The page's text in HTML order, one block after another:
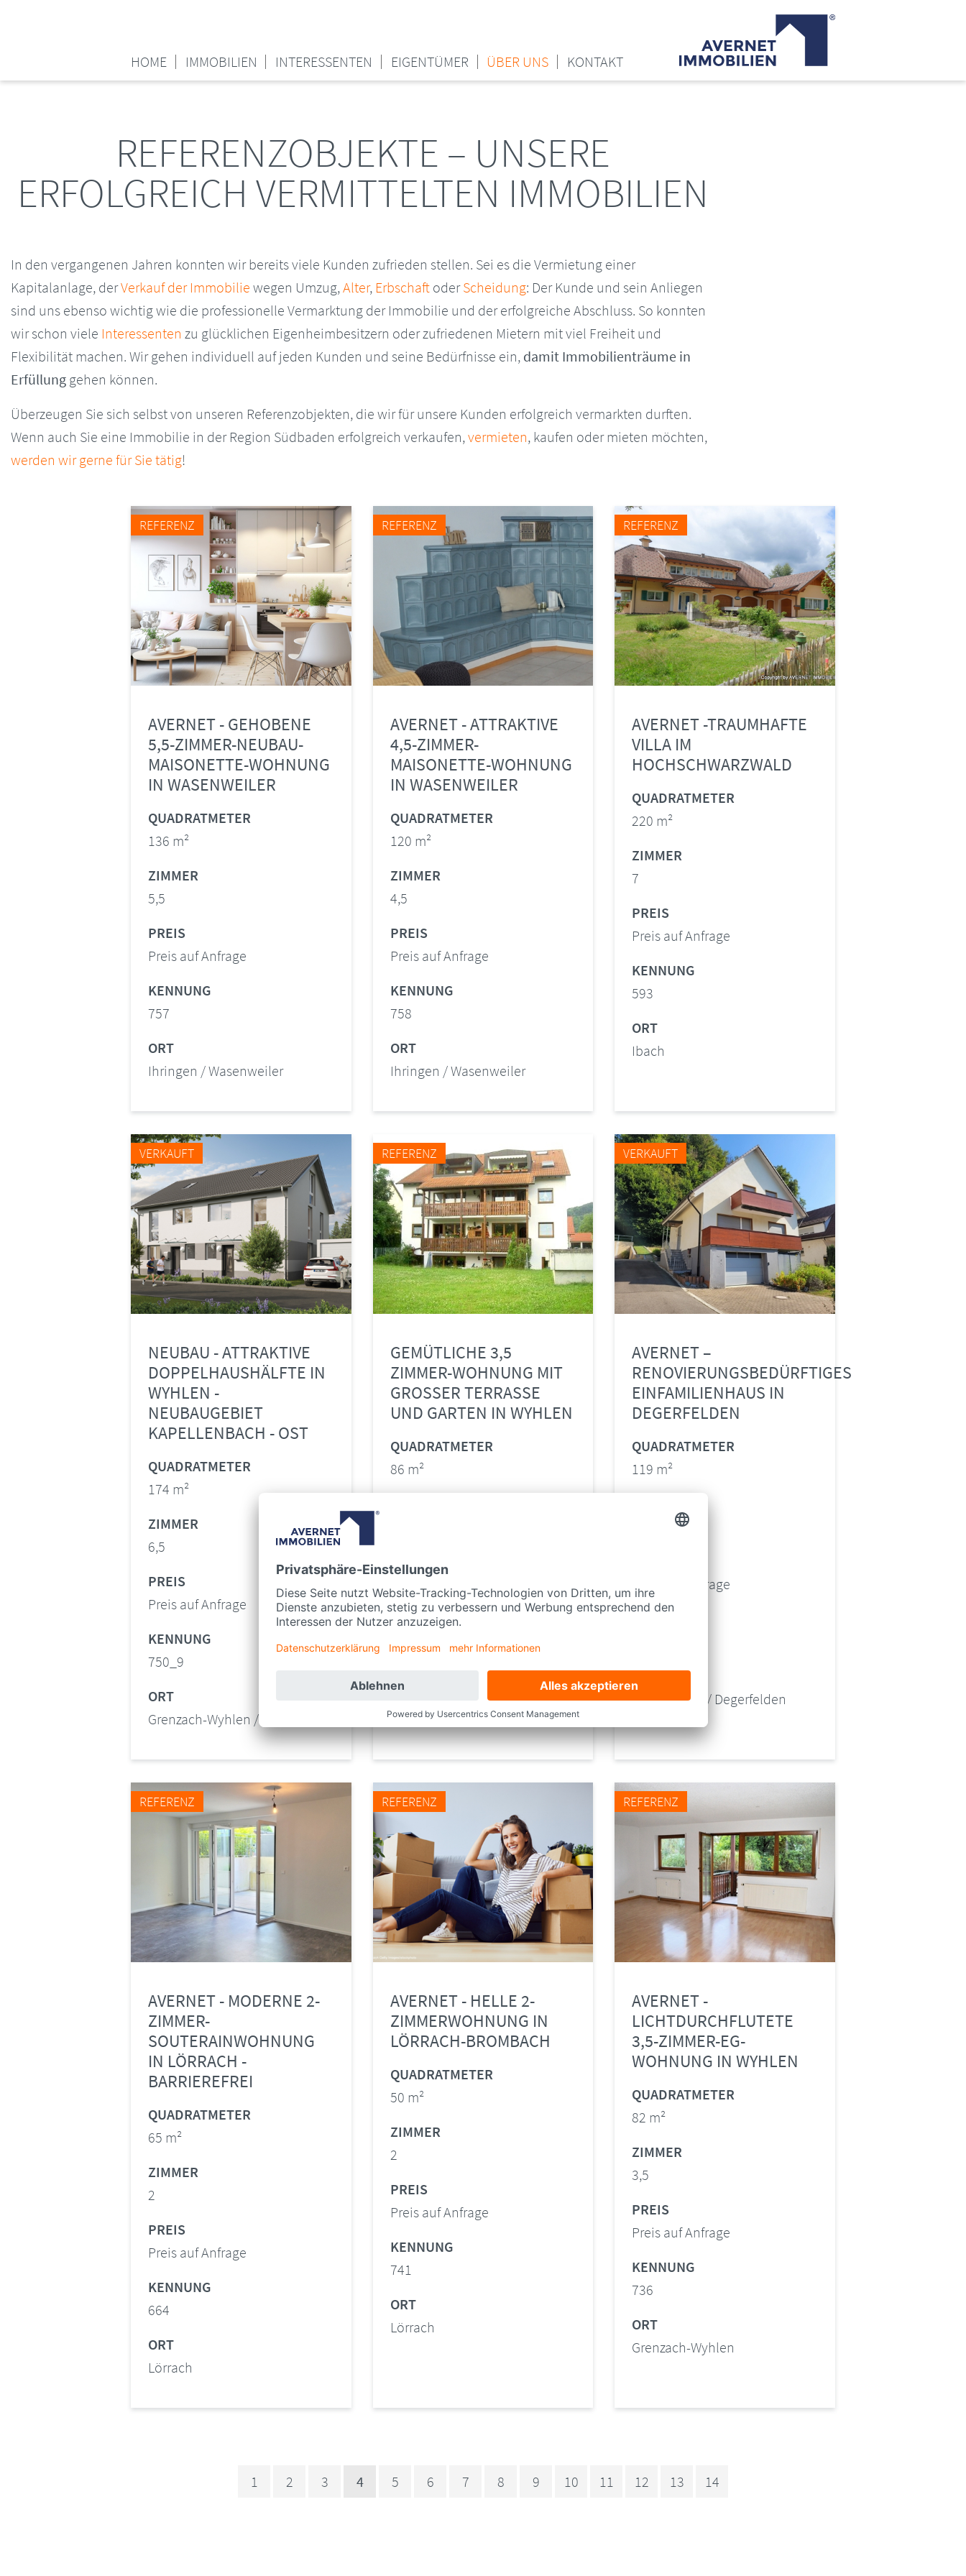
HOME IMMOBILIEN INTERESSENTEN EIGENTÜMER ÜBER UNS KONTAKT
REFERENZOBJEKTE – UNSERE
ERFOLGREICH VERMITTELTEN IMMOBILIEN
In den vergangenen Jahren konnten wir bereits viele Kunden zufrieden stellen. Sei es die Vermietung einer
Kapitalanlage, derVerkauf der Immobilie wegen Umzug,Alter, Erbschaft oderScheidung: Der Kunde und sein Anliegen
sind uns ebenso wichtig wie die professionelle Vermarktung der Immobilie und der erfolgreiche Abschluss. So konnten
wir schon viele Interessenten zu glücklichen Eigenheimbesitzern oder zufriedenen Mietern mit viel Freiheit und
Flexibilität machen. Wir gehen individuell auf jeden Kunden und seine Bedürfnisse ein, damit Immobilienträume in
Erfüllung gehen können.
Überzeugen Sie sich selbst von unseren Referenzobjekten, die wir für unsere Kunden erfolgreich vermarkten durften.
Wenn auch Sie eine Immobilie in der Region Südbaden erfolgreich verkaufen,vermieten, kaufen oder mieten möchten,
werden wir gerne für Sie tätig!
REFERENZ
AVERNET - GEHOBENE
5,5-ZIMMER-NEUBAU-
MAISONETTE-WOHNUNG
IN WASENWEILER
QUADRATMETER
136 m²
ZIMMER
5,5
PREIS
Preis auf Anfrage
KENNUNG
757
ORT
Ihringen / Wasenweiler
REFERENZ
AVERNET - ATTRAKTIVE
4,5-ZIMMER-
MAISONETTE-WOHNUNG
IN WASENWEILER
QUADRATMETER
120 m²
ZIMMER
4,5
PREIS
Preis auf Anfrage
KENNUNG
758
ORT
Ihringen / Wasenweiler
REFERENZ
AVERNET -TRAUMHAFTE
VILLA IM
HOCHSCHWARZWALD
QUADRATMETER
220 m²
ZIMMER
7
PREIS
Preis auf Anfrage
KENNUNG
593
ORT
Ibach
VERKAUFT
NEUBAU - ATTRAKTIVE
DOPPELHAUSHÄLFTE IN
WYHLEN -
NEUBAUGEBIET
KAPELLENBACH - OST
QUADRATMETER
174 m²
ZIMMER
6,5
PREIS
Preis auf Anfrage
KENNUNG
750_9
ORT
Grenzach-Wyhlen / Wyhlen
REFERENZ
GEMÜTLICHE 3,5
ZIMMER-WOHNUNG MIT
GROSSER TERRASSE
UND GARTEN IN WYHLEN
QUADRATMETER
86 m²
PREIS
Preis auf Anfrage
KENNUNG
735
Grenzach-Wyhlen
VERKAUFT
AVERNET –
RENOVIERUNGSBEDÜRFTIGES
EINFAMILIENHAUS IN
DEGERFELDEN
QUADRATMETER
119 m²
Preis auf Anfrage
KENNUNG
ORT
Rheinfelden / Degerfelden
REFERENZ
AVERNET - MODERNE 2-
ZIMMER-
SOUTERAINWOHNUNG
IN LÖRRACH -
BARRIEREFREI
QUADRATMETER
65 m²
ZIMMER
2
PREIS
Preis auf Anfrage
KENNUNG
664
ORT
Lörrach
REFERENZ
AVERNET - HELLE 2-
ZIMMERWOHNUNG IN
LÖRRACH-BROMBACH
QUADRATMETER
50 m²
ZIMMER
2
PREIS
Preis auf Anfrage
KENNUNG
741
ORT
Lörrach
REFERENZ
AVERNET -
LICHTDURCHFLUTETE
3,5-ZIMMER-EG-
WOHNUNG IN WYHLEN
QUADRATMETER
82 m²
ZIMMER
3,5
PREIS
Preis auf Anfrage
KENNUNG
736
ORT
Grenzach-Wyhlen
1 2 3 4 5 6 7 8 9 10 11 12 13 14